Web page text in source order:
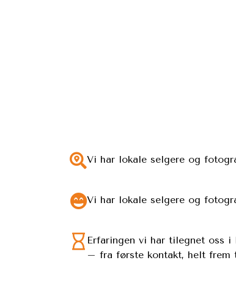
Vi har lokale selgere og
Vi har lokale selgere og
Erfaringen vi har tilegnet oss
– fra første kontakt, helt frem